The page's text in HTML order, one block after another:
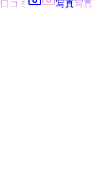
口コミ 写真写真